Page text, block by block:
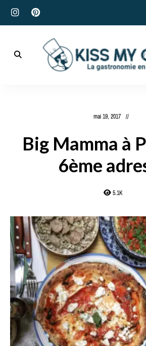
mai 19, 2017
Big Mamma à
6ème
5.1K